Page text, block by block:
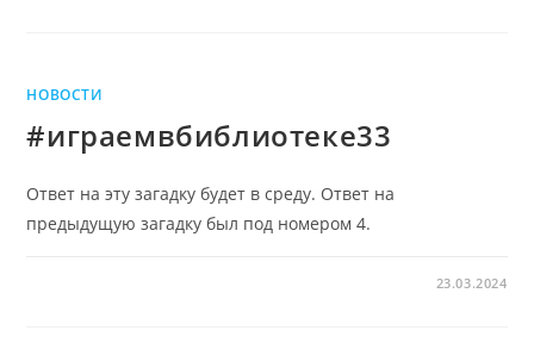
НОВОСТИ
#играемвбиблиотеке33
Ответ на эту загадку будет в среду. Ответ на
предыдущую загадку был под номером 4.
23.03.2024